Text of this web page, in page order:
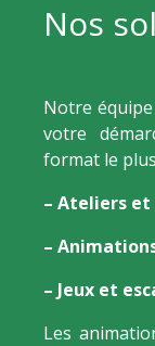
Nos
Notre
votre
format le
– Ateliers
–
– Jeux et
Les